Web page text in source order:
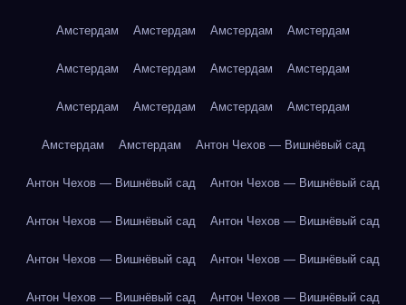
Амстердам Амстердам Амстердам Амстердам
Амстердам Амстердам Амстердам Амстердам
Амстердам Амстердам Амстердам Амстердам
Амстердам Амстердам Антон Чехов — Вишнёвый сад
Антон Чехов — Вишнёвый сад Антон Чехов — Вишнёвый сад
Антон Чехов — Вишнёвый сад Антон Чехов — Вишнёвый сад
Антон Чехов — Вишнёвый сад Антон Чехов — Вишнёвый сад
Антон Чехов — Вишнёвый сад Антон Чехов — Вишнёвый сад